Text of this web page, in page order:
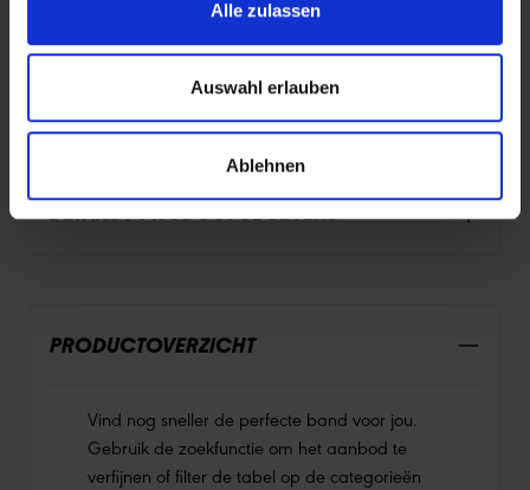
Alle zulassen
Auswahl erlauben
Ablehnen
Aerothan binnenband nieuwe maatstaven in stabiliteit,
prestaties en milieubewustzijn. Perfect voor jou als je
DETAILS / PRODUCTGEGEVENS
PRODUCTOVERZICHT
Vind nog sneller de perfecte band voor jou.
Gebruik de zoekfunctie om het aanbod te
verfijnen of filter de tabel op de categorieën